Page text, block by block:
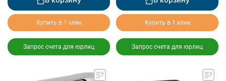
Купить в 1 клик
Запрос счета для юрлиц
Купить в 1 клик
Запрос счета для юрлиц